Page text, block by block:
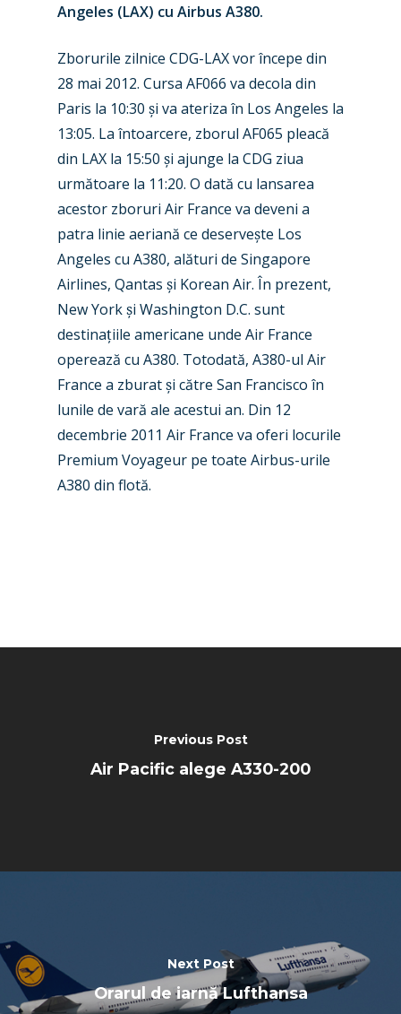
Angeles (LAX) cu Airbus A380.
Zborurile zilnice CDG-LAX vor începe din
28 mai 2012. Cursa AF066 va decola din
Paris la 10:30 și va ateriza în Los Angeles la
13:05. La întoarcere, zborul AF065 pleacă
din LAX la 15:50 și ajunge la CDG ziua
următoare la 11:20. O dată cu lansarea
acestor zboruri Air France va deveni a
patra linie aeriană ce deservește Los
Angeles cu A380, alături de Singapore
Airlines, Qantas și Korean Air. În prezent,
New Yorkși Washington D.C. sunt
destinațiile americane unde Air France
operează cu A380. Totodată, A380-ul Air
France a zburatși către San Francisco în
lunile de vară ale acestui an. Din 12
decembrie 2011 Air France va oferi locurile
Premium Voyageur pe toate Airbus-urile
A380 din flotă.
Previous Post
Air Pacific alege A330-200
Next Post
Orarul de iarnă Lufthansa
New Routes
Industry
Accidents / Incidents
Airshows
Dubai 2025
Paris 2025
Farnborough 2024
Farnborough 2022
Dubai 2019
Business Jets
Military
Trip Reports
Marketplace
Jobs